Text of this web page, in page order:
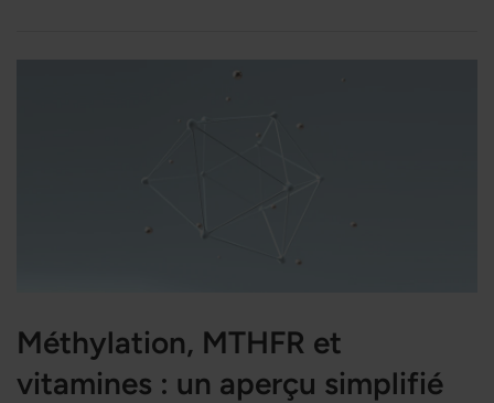
capacité potentielle à traiter et prévenir les IU.
Méthylation, MTHFR et
vitamines : un aperçu simplifié